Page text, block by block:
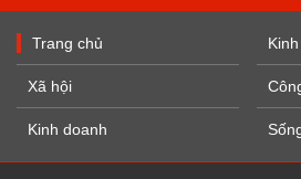
Trang chủ
Xã hội
Kinh doanh